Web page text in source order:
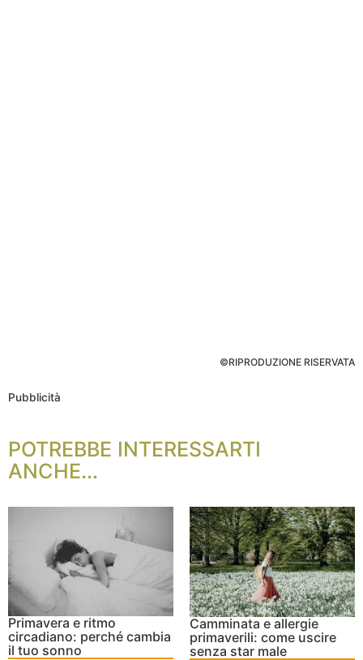
©RIPRODUZIONE RISERVATA
Pubblicità
POTREBBE INTERESSARTI
ANCHE...
Primavera e ritmo
circadiano: perché cambia
il tuo sonno
Camminata e allergie
primaverili: come uscire
senza star male